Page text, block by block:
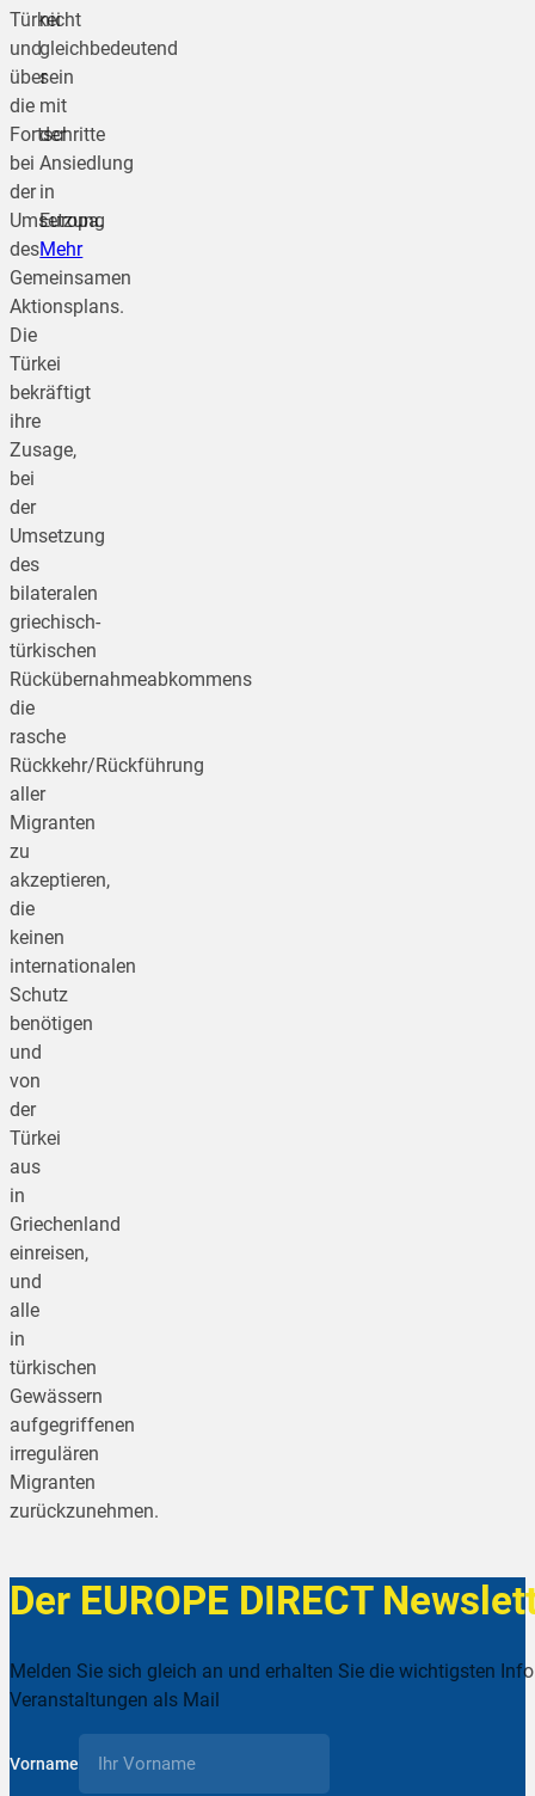
Türkei
und
über
die
Fortschritte
bei
der
Umsetzung
des
Gemeinsamen
Aktionsplans.
Die
Türkei
bekräftigt
ihre
Zusage,
bei
der
Umsetzung
des
bilateralen
griechisch-
türkischen
Rückübernahmeabkommens
die
rasche
Rückkehr/Rückführung
aller
Migranten
zu
akzeptieren,
die
keinen
internationalen
Schutz
benötigen
und
von
der
Türkei
aus
in
Griechenland
einreisen,
und
alle
in
türkischen
Gewässern
aufgegriffenen
irregulären
Migranten
zurückzunehmen.
nicht
gleichbedeutend
sein
mit
der
Ansiedlung
in
Europa.
Mehr
Der EUROPE DIRECT
Melden Sie sich gleich an und erhalten Sie die wichtigsten
Veranstaltungen als Mail
Vorname